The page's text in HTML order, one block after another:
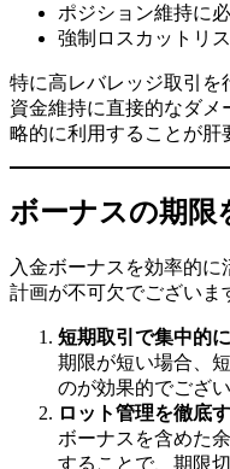
ポジション維持に
強制ロスカットリ
特に高レバレッジ取引を
資金維持に直接的なダ
略的に利用することが肝
ボーナスの期限
入金ボーナスを効率的に
計画が不可欠でございま
短期取引で集中的
期限が短い場合、
のが効果的でござい
ロット管理を徹底
ボーナスを含めた
することで、期限